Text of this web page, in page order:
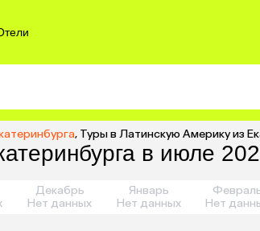
, Туры в Латинскую Америку из
в июле
Декабрь
Нет данных
Январь
Нет данных
Нет